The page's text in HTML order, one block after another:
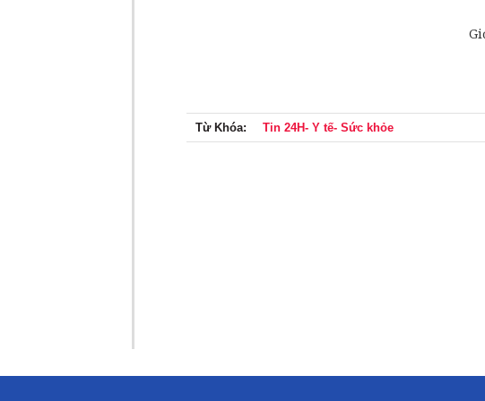
Từ Khóa: Tin 24H- Y tế- Sức khỏe